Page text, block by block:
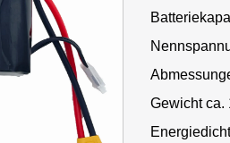
Gewicht ca.